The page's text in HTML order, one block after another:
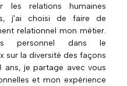
les relations humaines
j'ai choisi de faire de
relationnel mon métier.
personnel dans le
sur la diversité des façons
ans, je partage avec vous
et mon expérience